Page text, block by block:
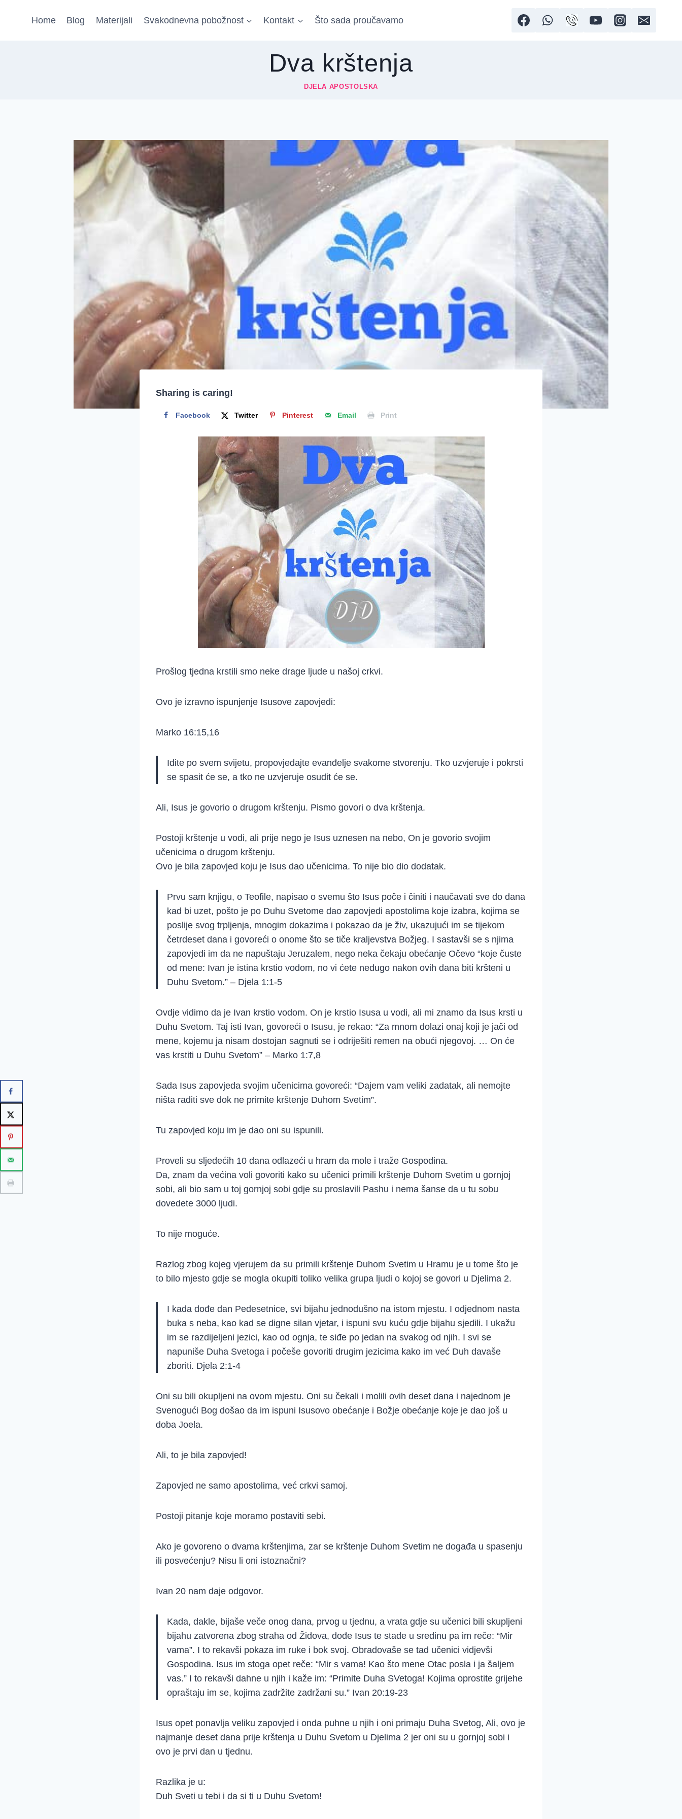
Home Blog Materijali Svakodnevna pobožnost Kontakt Što sada proučavamo
Dva krštenja
DJELA APOSTOLSKA
Sharing is caring!
Facebook Twitter Pinterest Email Print
Prošlog tjedna krstili smo neke drage ljude u našoj crkvi.
Ovo je izravno ispunjenje Isusove zapovjedi:
Marko 16:15,16
Idite po svem svijetu, propovjedajte evanđelje svakome stvorenju. Tko uzvjeruje i pokrsti
se spasit će se, a tko ne uzvjeruje osudit će se.
Ali, Isus je govorio o drugom krštenju. Pismo govori o dva krštenja.
Postoji krštenje u vodi, ali prije nego je Isus uznesen na nebo, On je govorio svojim
učenicima o drugom krštenju.
Ovo je bila zapovjed koju je Isus dao učenicima. To nije bio dio dodatak.
Prvu sam knjigu, o Teofile, napisao o svemu što Isus poče i činiti i naučavati sve do dana
kad bi uzet, pošto je po Duhu Svetome dao zapovjedi apostolima koje izabra, kojima se
poslije svog trpljenja, mnogim dokazima i pokazao da je živ, ukazujući im se tijekom
četrdeset dana i govoreći o onome što se tiče kraljevstva Božjeg. I sastavši se s njima
zapovjedi im da ne napuštaju Jeruzalem, nego neka čekaju obećanje Očevo “koje čuste
od mene: Ivan je istina krstio vodom, no vi ćete nedugo nakon ovih dana biti kršteni u
Duhu Svetom.” – Djela 1:1-5
Ovdje vidimo da je Ivan krstio vodom. On je krstio Isusa u vodi, ali mi znamo da Isus krsti u
Duhu Svetom. Taj isti Ivan, govoreći o Isusu, je rekao: “Za mnom dolazi onaj koji je jači od
mene, kojemu ja nisam dostojan sagnuti se i odriješiti remen na obući njegovoj. … On će
vas krstiti u Duhu Svetom” – Marko 1:7,8
Sada Isus zapovjeda svojim učenicima govoreći: “Dajem vam veliki zadatak, ali nemojte
ništa raditi sve dok ne primite krštenje Duhom Svetim”.
Tu zapovjed koju im je dao oni su ispunili.
Proveli su sljedećih 10 dana odlazeći u hram da mole i traže Gospodina.
Da, znam da većina voli govoriti kako su učenici primili krštenje Duhom Svetim u gornjoj
sobi, ali bio sam u toj gornjoj sobi gdje su proslavili Pashu i nema šanse da u tu sobu
dovedete 3000 ljudi.
To nije moguće.
Razlog zbog kojeg vjerujem da su primili krštenje Duhom Svetim u Hramu je u tome što je
to bilo mjesto gdje se mogla okupiti toliko velika grupa ljudi o kojoj se govori u Djelima 2.
I kada dođe dan Pedesetnice, svi bijahu jednodušno na istom mjestu. I odjednom nasta
buka s neba, kao kad se digne silan vjetar, i ispuni svu kuću gdje bijahu sjedili. I ukažu
im se razdijeljeni jezici, kao od ognja, te siđe po jedan na svakog od njih. I svi se
napuniše Duha Svetoga i počeše govoriti drugim jezicima kako im već Duh davaše
zboriti. Djela 2:1-4
Oni su bili okupljeni na ovom mjestu. Oni su čekali i molili ovih deset dana i najednom je
Svenogući Bog došao da im ispuni Isusovo obećanje i Božje obećanje koje je dao još u
doba Joela.
Ali, to je bila zapovjed!
Zapovjed ne samo apostolima, već crkvi samoj.
Postoji pitanje koje moramo postaviti sebi.
Ako je govoreno o dvama krštenjima, zar se krštenje Duhom Svetim ne događa u spasenju
ili posvećenju? Nisu li oni istoznačni?
Ivan 20 nam daje odgovor.
Kada, dakle, bijaše veče onog dana, prvog u tjednu, a vrata gdje su učenici bili skupljeni
bijahu zatvorena zbog straha od Židova, dođe Isus te stade u sredinu pa im reče: “Mir
vama”. I to rekavši pokaza im ruke i bok svoj. Obradovaše se tad učenici vidjevši
Gospodina. Isus im stoga opet reče: “Mir s vama! Kao što mene Otac posla i ja šaljem
vas.” I to rekavši dahne u njih i kaže im: “Primite Duha SVetoga! Kojima oprostite grijehe
opraštaju im se, kojima zadržite zadržani su.” Ivan 20:19-23
Isus opet ponavlja veliku zapovjed i onda puhne u njih i oni primaju Duha Svetog, Ali, ovo je
najmanje deset dana prije krštenja u Duhu Svetom u Djelima 2 jer oni su u gornjoj sobi i
ovo je prvi dan u tjednu.
Razlika je u:
Duh Sveti u tebi i da si ti u Duhu Svetom!